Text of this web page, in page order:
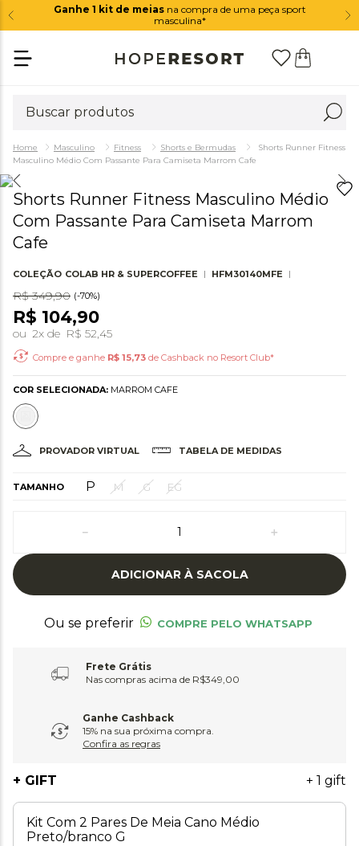
Ganhe 1 kit de meiasna compra de uma peça sport
masculina*
Masculino Fitness Shorts e Bermudas
Shorts Runner Fitness
Masculino Médio Com Passante Para Camiseta Marrom Cafe
Shorts Runner Fitness Masculino Médio
Com Passante Para Camiseta Marrom
Cafe
COLEÇÃO COLAB HR & SUPERCOFFEE HFM30140MFE
R$ 349,90 (-70%)
R$ 104,90
ou 2x de R$ 52,45
Compre e ganhe R$ 15,73 de Cashback no Resort Club*
COR SELECIONADA: MARROM CAFE
PROVADOR VIRTUAL TABELA DE MEDIDAS
TAMANHO EG
G
M
P
＋
－
ADICIONAR À SACOLA
Ou se preferir COMPRE PELO WHATSAPP
Frete Grátis
Nas compras acima de R$349,00
Ganhe Cashback
15% na sua próxima compra.
Confira as regras
+ GIFT + 1 gift
Kit Com 2 Pares De Meia Cano Médio
Preto/branco G